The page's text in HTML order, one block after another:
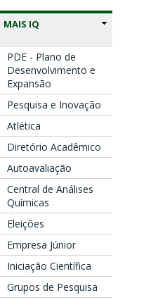
MAIS IQ
PDE - Plano de
Desenvolvimento e
Expansão
Pesquisa e Inovação
Atlética
Diretório Acadêmico
Autoavaliação
Central de Análises
Químicas
Eleições
Empresa Júnior
Iniciação Científica
Grupos de Pesquisa